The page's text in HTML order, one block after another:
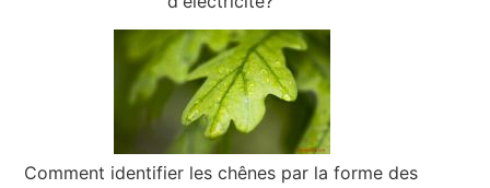
Comment identifier les chênes par la forme des